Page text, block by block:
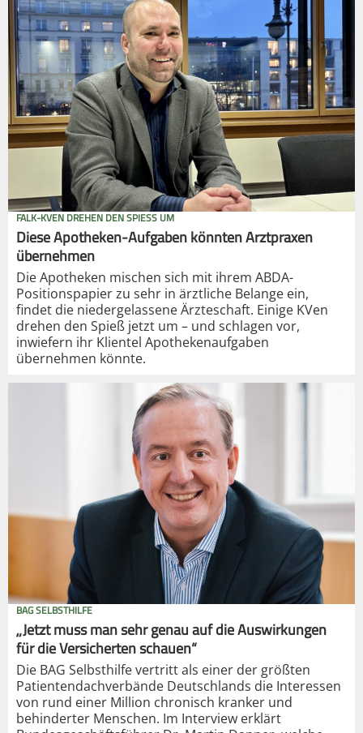
FALK-KVEN DREHEN DEN SPIESS UM
Diese Apotheken-Aufgaben könnten Arztpraxen
übernehmen
Die Apotheken mischen sich mit ihrem ABDA-
Positionspapier zu sehr in ärztliche Belange ein,
findet die niedergelassene Ärzteschaft. Einige KVen
drehen den Spieß jetzt um – und schlagen vor,
inwiefern ihr Klientel Apothekenaufgaben
übernehmen könnte.
BAG SELBSTHILFE
„Jetzt muss man sehr genau auf die Auswirkungen
für die Versicherten schauen“
Die BAG Selbsthilfe vertritt als einer der größten
Patientendachverbände Deutschlands die Interessen
von rund einer Million chronisch kranker und
behinderter Menschen. Im Interview erklärt